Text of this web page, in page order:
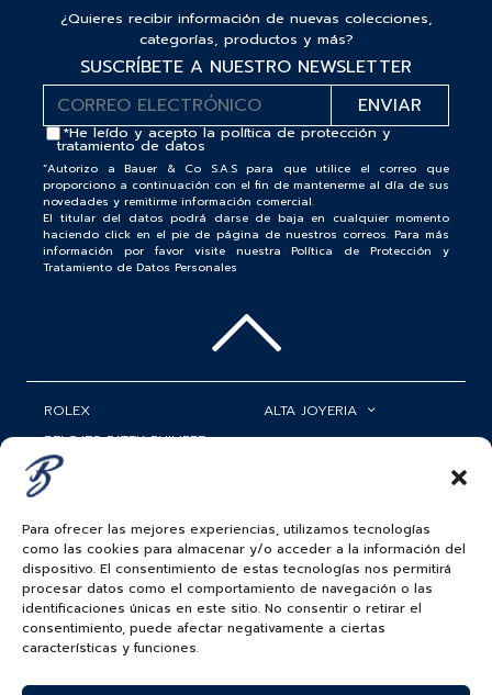
Para ofrecer las mejores experiencias, utilizamos tecnologías
como las cookies para almacenar y/o acceder a la información del
dispositivo. El consentimiento de estas tecnologías nos permitirá
procesar datos como el comportamiento de navegación o las
identificaciones únicas en este sitio. No consentir o retirar el
consentimiento, puede afectar negativamente a ciertas
características y funciones.
¿Quieres recibir información de nuevas colecciones,
categorías, productos y más?
SUSCRÍBETE A NUESTRO NEWSLETTER
*He leído y acepto lapolítica de protección y
tratamiento de datos
“Autorizo a Bauer & Co S.A.S para que utilice el correo que
proporciono a continuación con el fin de mantenerme al día de sus
novedades y remitirme información comercial.
El titular del datos podrá darse de baja en cualquier momento
haciendo click en el pie de página de nuestros correos. Para más
información por favor visite nuestra Política de Protección y
Tratamiento de Datos Personales
ROLEX
RELOJES PATEK PHILIPPE
RELOJERÍA
ALTA JOYERIA
ACCESORIOS
BAUER NEWS
SERVICIOS
SIGUENOS EN